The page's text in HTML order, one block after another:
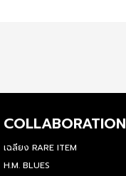
COLLABORATION
เฉลียง RARE ITEM
H.M. BLUES